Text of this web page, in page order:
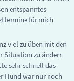
entspanntes
für mich
viel zu üben mit den
Situation zu ändern
sehr schnell das
Hund war nur noch